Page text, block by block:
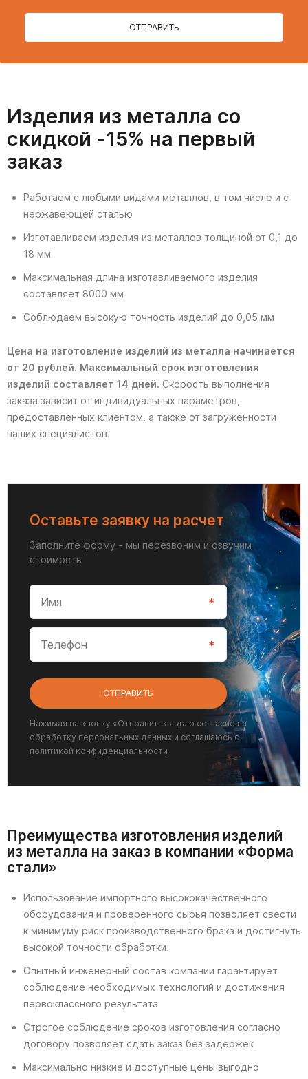
ОТПРАВИТЬ
Изделия из металла со
скидкой -15% на первый
заказ
Работаем с любыми видами металлов, в том числе и с
нержавеющей сталью
Изготавливаем изделия из металлов толщиной от 0,1 до
18 мм
Максимальная длина изготавливаемого изделия
составляет 8000 мм
Соблюдаем высокую точность изделий до 0,05 мм
Цена на изготовление изделий из металла начинается
от 20 рублей. Максимальный срок изготовления
изделий составляет 14 дней. Скорость выполнения
заказа зависит от индивидуальных параметров,
предоставленных клиентом, а также от загруженности
наших специалистов.
Оставьте заявку на расчет
Заполните форму - мы перезвоним и озвучим
стоимость
ОТПРАВИТЬ
Нажимая на кнопку «Отправить» я даю согласие на
обработку персональных данных и соглашаюсь с
политикой конфиденциальности
Преимущества изготовления изделий
из металла на заказ в компании «Форма
стали»
Использование импортного высококачественного
оборудования и проверенного сырья позволяет свести
к минимуму риск производственного брака и достигнуть
высокой точности обработки.
Опытный инженерный состав компании гарантирует
соблюдение необходимых технологий и достижения
первоклассного результата
Строгое соблюдение сроков изготовления согласно
договору позволяет сдать заказ без задержек
Максимально низкие и доступные цены выгодно